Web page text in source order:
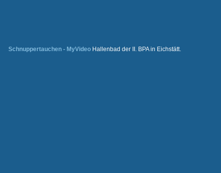
Schnuppertauchen - MyVideoHallenbad der II. BPA in Eichstätt.